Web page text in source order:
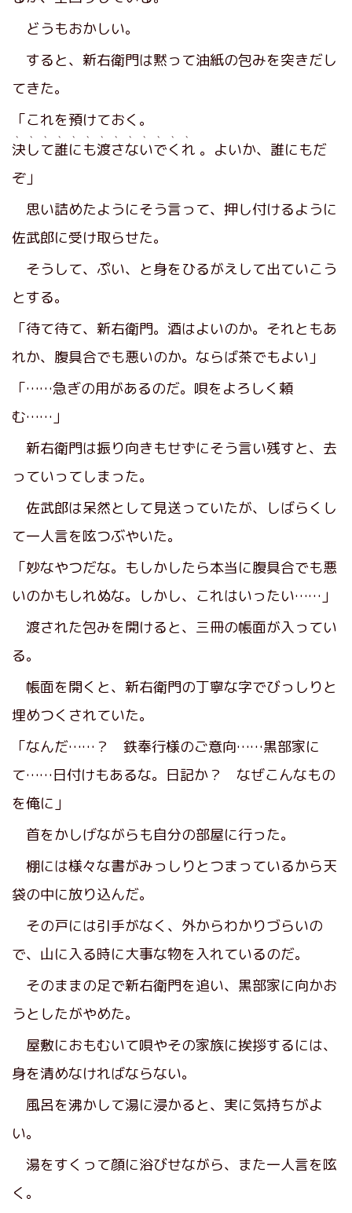
どうもおかしい。
すると、新右衛門は黙って油紙の包みを突きだし
てきた。
「これを預けておく。
決して誰にも渡さないでくれ
、、、、、、、、、、、、、
。よいか、誰にもだ
ぞ」
思い詰めたようにそう言って、押し付けるように
佐武郎に受け取らせた。
そうして、ぷい、と身をひるがえして出ていこう
とする。
「待て待て、新右衛門。酒はよいのか。それともあ
れか、腹具合でも悪いのか。ならば茶でもよい」
「……急ぎの用があるのだ。唄をよろしく頼
む……」
新右衛門は振り向きもせずにそう言い残すと、去
っていってしまった。
佐武郎は呆然として見送っていたが、しばらくし
て一人言を呟つぶやいた。
「妙なやつだな。もしかしたら本当に腹具合でも悪
いのかもしれぬな。しかし、これはいったい……」
渡された包みを開けると、三冊の帳面が入ってい
る。
帳面を開くと、新右衛門の丁寧な字でびっしりと
埋めつくされていた。
「なんだ……？ 鉄奉行様のご意向……黒部家に
て……日付けもあるな。日記か？ なぜこんなもの
を俺に」
首をかしげながらも自分の部屋に行った。
棚には様々な書がみっしりとつまっているから天
袋の中に放り込んだ。
その戸には引手がなく、外からわかりづらいの
で、山に入る時に大事な物を入れているのだ。
そのままの足で新右衛門を追い、黒部家に向かお
うとしたがやめた。
屋敷におもむいて唄やその家族に挨拶するには、
身を清めなければならない。
風呂を沸かして湯に浸かると、実に気持ちがよ
い。
湯をすくって顔に浴びせながら、また一人言を呟
く。